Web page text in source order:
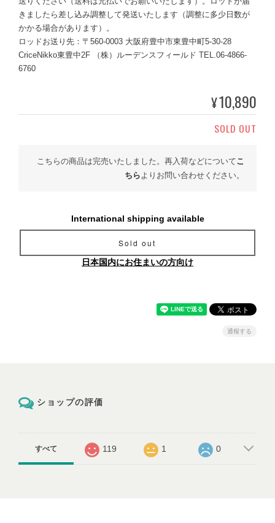
きましたら差し込み調整して発送いたします（調整に多少日数が
かかる場合があります）。
ロッドお送り先：〒560-0003 大阪府豊中市東豊中町5-30-28
CriceNikko東豊中2F （株）ルーデンスフィールド TEL.06-4866-
6760
¥10,890
SOLD OUT
こちらの商品は完売いたしました。再入荷などについてこ
ちらよりお問い合わせください。
International shipping available
Sold out
日本国内にお住まいの方向け
通報する
ショップの評価
すべて 119 1 0